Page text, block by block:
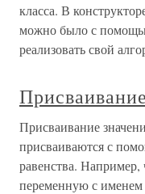
класса. В
можно было с
реализовать свой
Присваивание
присваиваются с
равенства. Например,
переменную с